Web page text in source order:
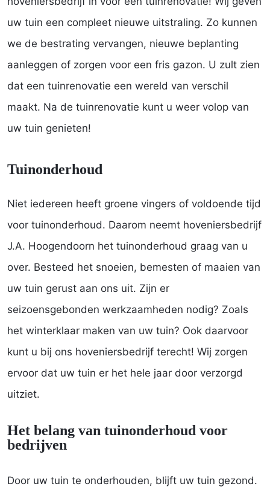
uw tuin een compleet nieuwe uitstraling. Zo kunnen
we de bestrating vervangen, nieuwe beplanting
aanleggen of zorgen voor een fris gazon. U zult zien
dat een tuinrenovatie een wereld van verschil
maakt. Na de tuinrenovatie kunt u weer volop van
uw tuin genieten!
Tuinonderhoud
Niet iedereen heeft groene vingers of voldoende tijd
voor tuinonderhoud. Daarom neemt hoveniersbedrijf
J.A. Hoogendoorn het tuinonderhoud graag van u
over. Besteed het snoeien, bemesten of maaien van
uw tuin gerust aan ons uit. Zijn er
seizoensgebonden werkzaamheden nodig? Zoals
het winterklaar maken van uw tuin? Ook daarvoor
kunt u bij ons hoveniersbedrijf terecht! Wij zorgen
ervoor dat uw tuin er het hele jaar door verzorgd
uitziet.
Het belang van tuinonderhoud voor
bedrijven
Door uw tuin te onderhouden, blijft uw tuin gezond.